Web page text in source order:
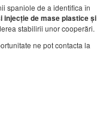
spaniole de a identifica în
injecție de mase plastice și
stabilirii unor cooperări.
ne pot contacta la